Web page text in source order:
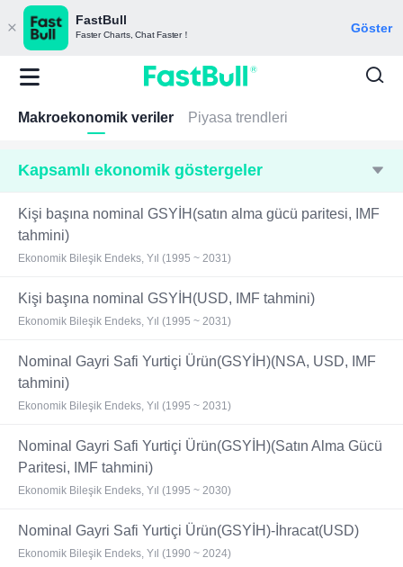
FastBull
Faster Charts, Chat Faster！ Göster
Makroekonomik veriler Piyasa trendleri
Kapsamlı ekonomik göstergeler
Kişi başına nominal GSYİH(satın alma gücü paritesi, IMF
tahmini)
Ekonomik Bileşik Endeks, Yıl (1995 ~ 2031)
Kişi başına nominal GSYİH(USD, IMF tahmini)
Ekonomik Bileşik Endeks, Yıl (1995 ~ 2031)
Nominal Gayri Safi Yurtiçi Ürün(GSYİH)(NSA, USD, IMF
tahmini)
Ekonomik Bileşik Endeks, Yıl (1995 ~ 2031)
Nominal Gayri Safi Yurtiçi Ürün(GSYİH)(Satın Alma Gücü
Paritesi, IMF tahmini)
Ekonomik Bileşik Endeks, Yıl (1995 ~ 2030)
Nominal Gayri Safi Yurtiçi Ürün(GSYİH)-İhracat(USD)
Ekonomik Bileşik Endeks, Yıl (1990 ~ 2024)